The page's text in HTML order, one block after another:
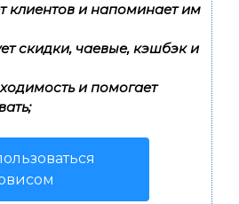
клиентов и напоминает им
скидки, чаевые, кэшбэк и
и помогает